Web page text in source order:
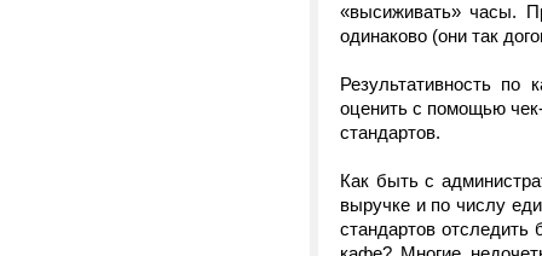
«высиживать» часы.
одинаково (они так
Результативность
оценить с помощью
стандартов.
Как быть с
выручке и по числу
стандартов